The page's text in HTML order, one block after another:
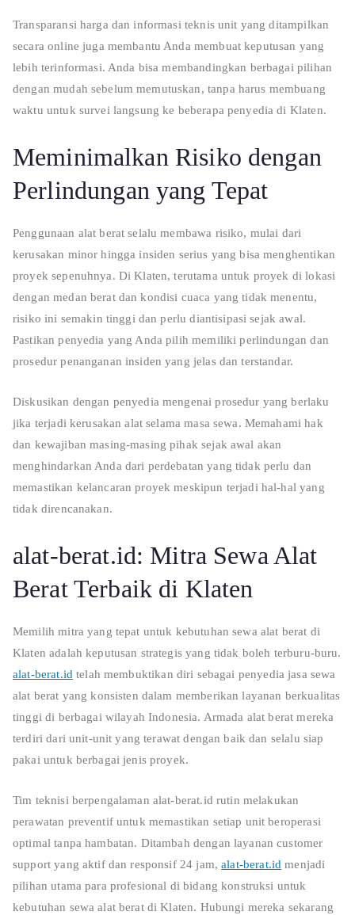
Transparansi harga dan informasi teknis unit yang ditampilkan
secara online juga membantu Anda membuat keputusan yang
lebih terinformasi. Anda bisa membandingkan berbagai pilihan
dengan mudah sebelum memutuskan, tanpa harus membuang
waktu untuk survei langsung ke beberapa penyedia di Klaten.
Meminimalkan Risiko dengan
Perlindungan yang Tepat
Penggunaan alat berat selalu membawa risiko, mulai dari
kerusakan minor hingga insiden serius yang bisa menghentikan
proyek sepenuhnya. Di Klaten, terutama untuk proyek di lokasi
dengan medan berat dan kondisi cuaca yang tidak menentu,
risiko ini semakin tinggi dan perlu diantisipasi sejak awal.
Pastikan penyedia yang Anda pilih memiliki perlindungan dan
prosedur penanganan insiden yang jelas dan terstandar.
Diskusikan dengan penyedia mengenai prosedur yang berlaku
jika terjadi kerusakan alat selama masa sewa. Memahami hak
dan kewajiban masing-masing pihak sejak awal akan
menghindarkan Anda dari perdebatan yang tidak perlu dan
memastikan kelancaran proyek meskipun terjadi hal-hal yang
tidak direncanakan.
alat-berat.id: Mitra Sewa Alat
Berat Terbaik di Klaten
Memilih mitra yang tepat untuk kebutuhan sewa alat berat di
Klaten adalah keputusan strategis yang tidak boleh terburu-buru.
alat-berat.idtelah membuktikan diri sebagai penyedia jasa sewa
alat berat yang konsisten dalam memberikan layanan berkualitas
tinggi di berbagai wilayah Indonesia. Armada alat berat mereka
terdiri dari unit-unit yang terawat dengan baik dan selalu siap
pakai untuk berbagai jenis proyek.
Tim teknisi berpengalaman alat-berat.id rutin melakukan
perawatan preventif untuk memastikan setiap unit beroperasi
optimal tanpa hambatan. Ditambah dengan layanan customer
support yang aktif dan responsif 24 jam,alat-berat.id menjadi
pilihan utama para profesional di bidang konstruksi untuk
kebutuhan sewa alat berat di Klaten. Hubungi mereka sekarang